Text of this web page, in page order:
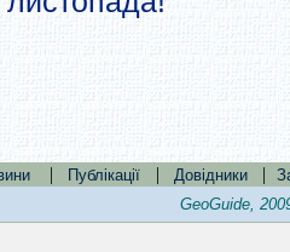
| Публікації | Довідники |
GeoGuide,